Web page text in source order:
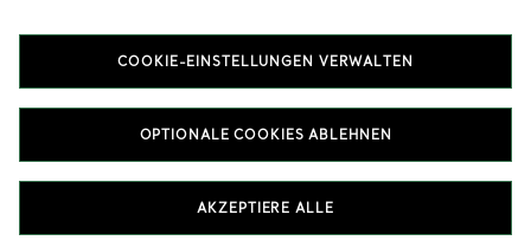
T&Co. 2026
COOKIE-EINSTELLUNGEN VERWALTEN
OPTIONALE COOKIES ABLEHNEN
AKZEPTIERE ALLE